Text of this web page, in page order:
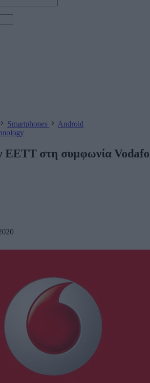
Smartphones
Android
στη συμφωνία